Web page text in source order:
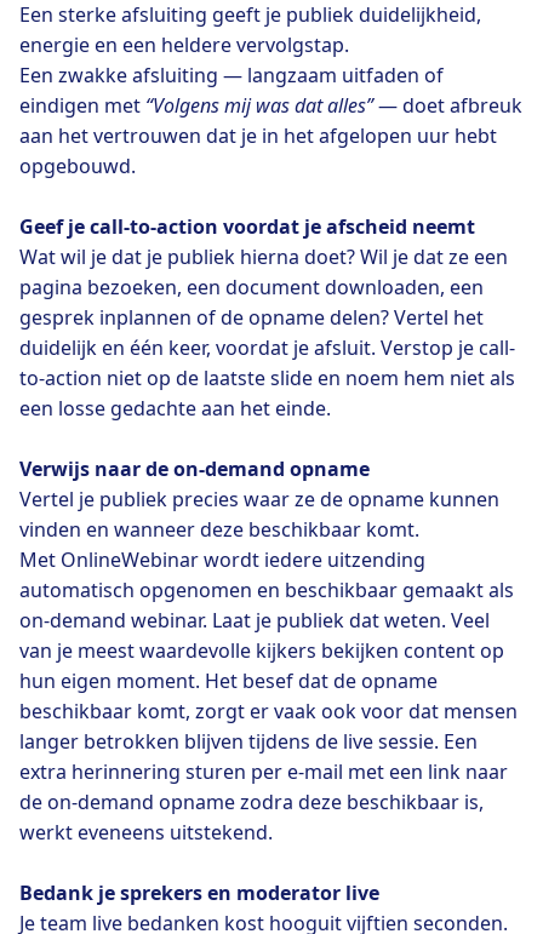
Een sterke afsluiting geeft je publiek duidelijkheid,
energie en een heldere vervolgstap.
Een zwakke afsluiting — langzaam uitfaden of
eindigen met “Volgens mij was dat alles”— doet afbreuk
aan het vertrouwen dat je in het afgelopen uur hebt
opgebouwd.
Geef je call-to-action voordat je afscheid neemt
Wat wil je dat je publiek hierna doet? Wil je dat ze een
pagina bezoeken, een document downloaden, een
gesprek inplannen of de opname delen? Vertel het
duidelijk en één keer, voordat je afsluit. Verstop je call-
to-action niet op de laatste slide en noem hem niet als
een losse gedachte aan het einde.
Verwijs naar de on-demand opname
Vertel je publiek precies waar ze de opname kunnen
vinden en wanneer deze beschikbaar komt.
Met OnlineWebinar wordt iedere uitzending
automatisch opgenomen en beschikbaar gemaakt als
on-demand webinar. Laat je publiek dat weten. Veel
van je meest waardevolle kijkers bekijken content op
hun eigen moment. Het besef dat de opname
beschikbaar komt, zorgt er vaak ook voor dat mensen
langer betrokken blijven tijdens de live sessie. Een
extra herinnering sturen per e-mail met een link naar
de on-demand opname zodra deze beschikbaar is,
werkt eveneens uitstekend.
Bedank je sprekers en moderator live
Je team live bedanken kost hooguit vijftien seconden.